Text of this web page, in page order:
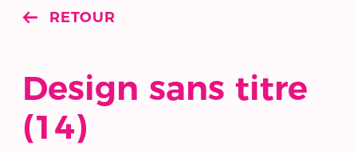
RETOUR
Design sans titre
(14)